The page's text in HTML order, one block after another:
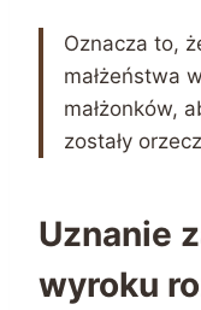
Oznacza to,
małżeństwa
małżonków,
zostały
Uznanie
wyroku